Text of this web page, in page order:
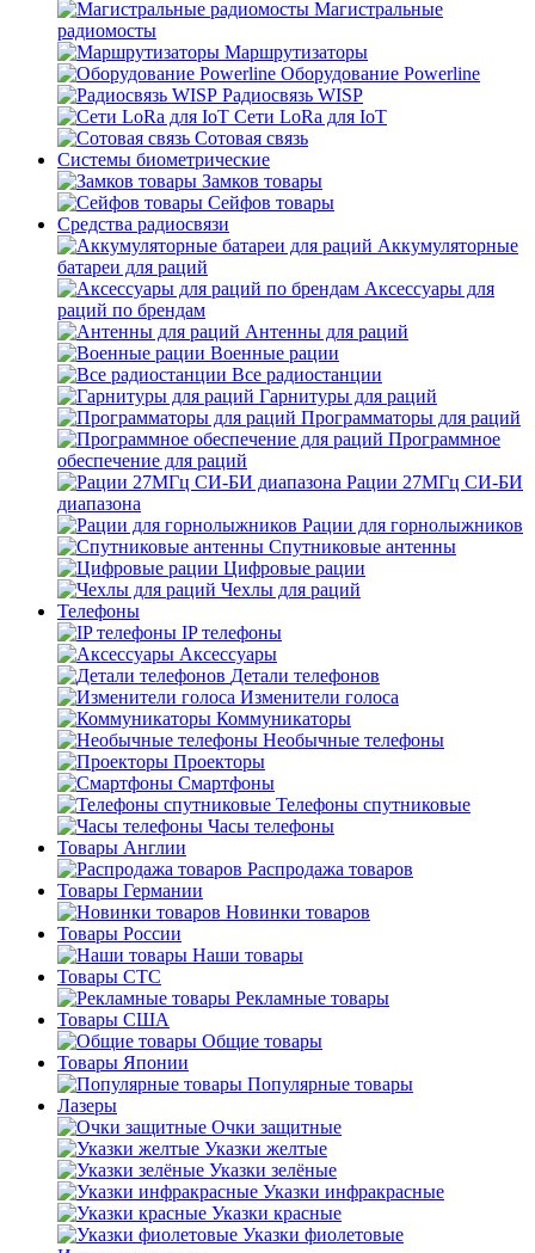
Магистральные
радиомосты
Маршрутизаторы
Оборудование Powerline
Радиосвязь WISP
Сети LoRa для IoT
Сотовая связь
Системы биометрические
Замков товары
Сейфов товары
Средства радиосвязи
Аккумуляторные
батареи для раций
Аксессуары для
раций по брендам
Антенны для раций
Военные рации
Все радиостанции
Гарнитуры для раций
Программаторы для раций
Программное
обеспечение для раций
Рации 27МГц СИ-БИ
диапазона
Рации для горнолыжников
Спутниковые антенны
Цифровые рации
Чехлы для раций
Телефоны
IP телефоны
Аксессуары
Детали телефонов
Изменители голоса
Коммуникаторы
Необычные телефоны
Проекторы
Смартфоны
Телефоны спутниковые
Часы телефоны
Товары Англии
Распродажа товаров
Товары Германии
Новинки товаров
Товары России
Наши товары
Товары СТС
Рекламные товары
Товары США
Общие товары
Товары Японии
Популярные товары
Лазеры
Очки защитные
Указки желтые
Указки зелёные
Указки инфракрасные
Указки красные
Указки фиолетовые